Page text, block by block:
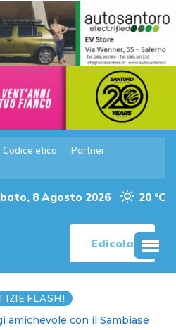
Codice etico
Partner
8 Agosto 2026 20 °C
Edicola
FLASH!
con il Sambiase